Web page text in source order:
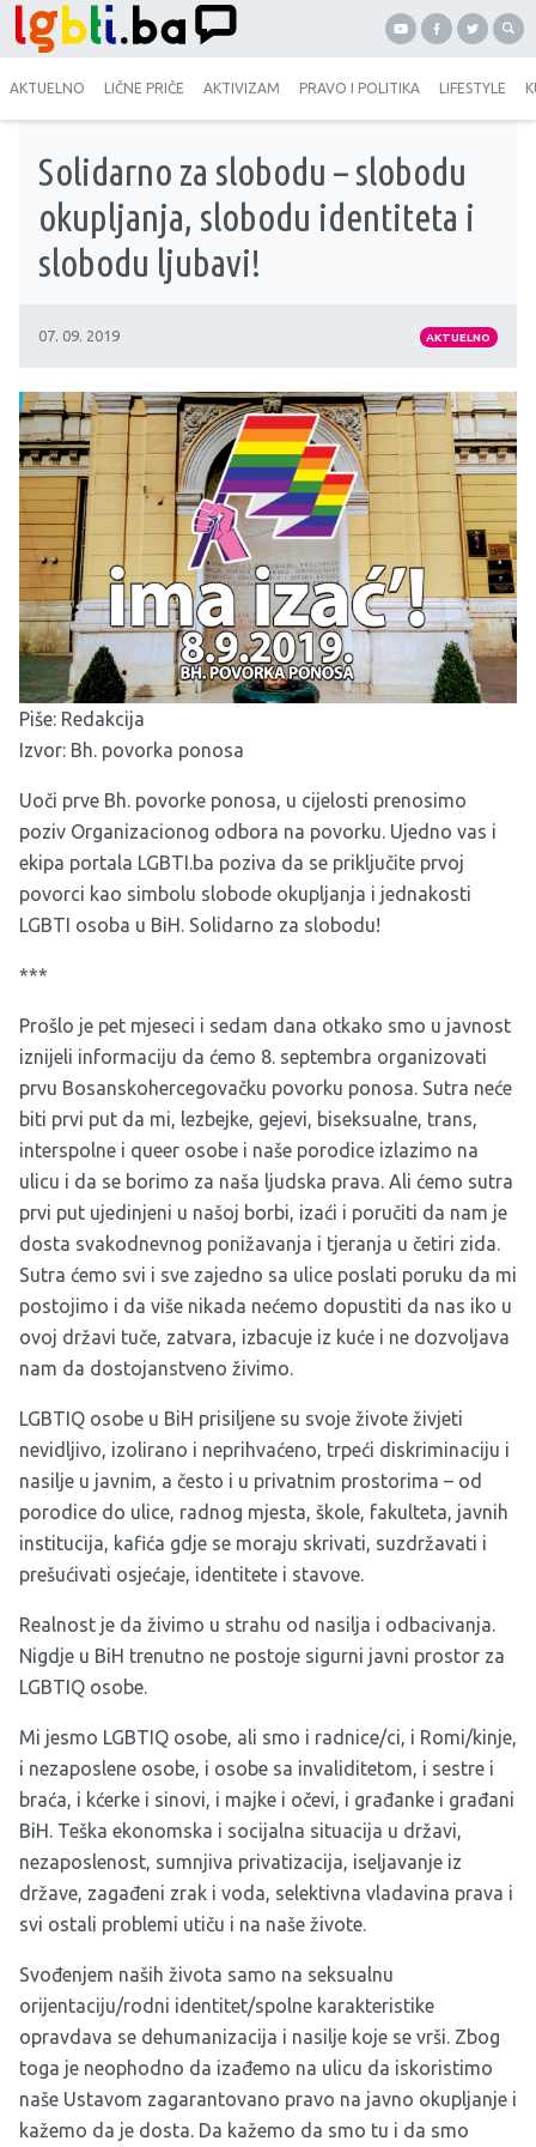
AKTUELNO LIČNE PRIČE AKTIVIZAM PRAVO I POLITIKA LIFESTYLE
Solidarno za slobodu – slobodu
okupljanja, slobodu identiteta i
slobodu ljubavi!
07. 09. 2019 AKTUELNO
Piše: Redakcija
Izvor: Bh. povorka ponosa
Uoči prve Bh. povorke ponosa, u cijelosti prenosimo
poziv Organizacionog odbora na povorku. Ujedno vas i
ekipa portala LGBTI.ba poziva da se priključite prvoj
povorci kao simbolu slobode okupljanja i jednakosti
LGBTI osoba u BiH. Solidarno za slobodu!
***
Prošlo je pet mjeseci i sedam dana otkako smo u javnost
iznijeli informaciju da ćemo 8. septembra organizovati
prvu Bosanskohercegovačku povorku ponosa. Sutra neće
biti prvi put da mi, lezbejke, gejevi, biseksualne, trans,
interspolne i queer osobe i naše porodice izlazimo na
ulicu i da se borimo za naša ljudska prava. Ali ćemo sutra
prvi put ujedinjeni u našoj borbi, izaći i poručiti da nam je
dosta svakodnevnog ponižavanja i tjeranja u četiri zida.
Sutra ćemo svi i sve zajedno sa ulice poslati poruku da mi
postojimo i da više nikada nećemo dopustiti da nas iko u
ovoj državi tuče, zatvara, izbacuje iz kuće i ne dozvoljava
nam da dostojanstveno živimo.
LGBTIQ osobe u BiH prisiljene su svoje živote živjeti
nevidljivo, izolirano i neprihvaćeno, trpeći diskriminaciju i
nasilje u javnim, a često i u privatnim prostorima – od
porodice do ulice, radnog mjesta, škole, fakulteta, javnih
institucija, kafića gdje se moraju skrivati, suzdržavati i
prešućivati osjećaje, identitete i stavove.
Realnost je da živimo u strahu od nasilja i odbacivanja.
Nigdje u BiH trenutno ne postoje sigurni javni prostor za
LGBTIQ osobe.
Mi jesmo LGBTIQ osobe, ali smo i radnice/ci, i Romi/kinje,
i nezaposlene osobe, i osobe sa invaliditetom, i sestre i
braća, i kćerke i sinovi, i majke i očevi, i građanke i građani
BiH. Teška ekonomska i socijalna situacija u državi,
nezaposlenost, sumnjiva privatizacija, iseljavanje iz
države, zagađeni zrak i voda, selektivna vladavina prava i
svi ostali problemi utiču i na naše živote.
Svođenjem naših života samo na seksualnu
orijentaciju/rodni identitet/spolne karakteristike
opravdava se dehumanizacija i nasilje koje se vrši. Zbog
toga je neophodno da izađemo na ulicu da iskoristimo
naše Ustavom zagarantovano pravo na javno okupljanje i
kažemo da je dosta. Da kažemo da smo tu i da smo